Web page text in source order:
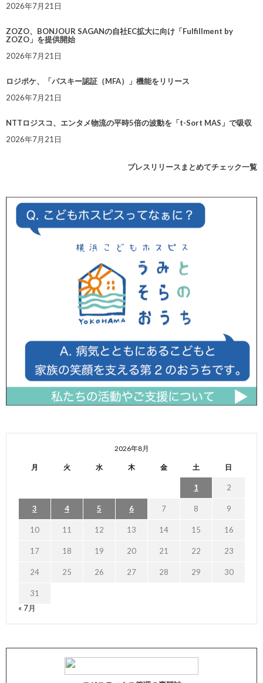
2026年7月21日
ZOZO、BONJOUR SAGANの自社EC拡大に向け「Fulfillment by
ZOZO」を提供開始
2026年7月21日
ロジポケ、「パスキー認証（MFA）」機能をリリース
2026年7月21日
NTTロジスコ、エンタメ物流の平時5倍の波動を「t-Sort MAS」で吸収
2026年7月21日
プレスリリースまとめてチェック一覧
2026年8月
月 火 水 木 金 土 日
1 2
3 4 5 6 7 8 9
10 11 12 13 14 15 16
17 18 19 20 21 22 23
24 25 26 27 28 29 30
31
« 7月